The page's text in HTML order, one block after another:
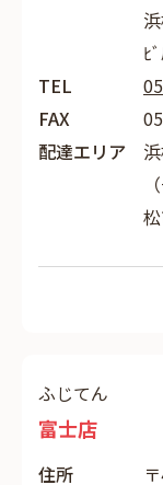
ﾋ
TEL
FAX
配達エリア
ふじてん
富士店
住所